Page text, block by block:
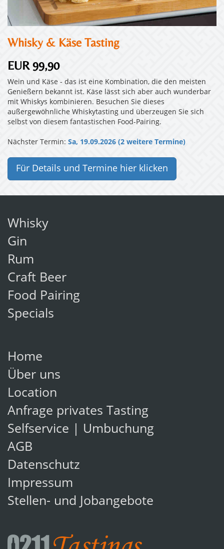
Whisky & Käse Tasting
EUR 99,90
Wein und Käse - das ist eine Kombination, die den meisten
Genießern bekannt ist. Käse lässt sich aber auch wunderbar
mit Whiskys kombinieren. Besuchen Sie dieses
außergewöhnliche Whiskytasting und überzeugen Sie sich
selbst von diesem fantastischen Food-Pairing.
Nächster Termin: Sa, 19.09.2026 (2 weitere Termine)
Für Details und Termine hier klicken
Whisky
Gin
Rum
Craft Beer
Food Pairing
Specials
Home
Über uns
Location
Anfrage privates Tasting
Selfservice | Umbuchung
AGB
Datenschutz
Impressum
Stellen- und Jobangebote